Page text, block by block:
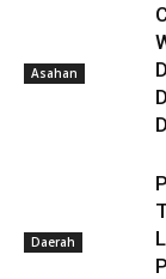
Asahan
Daerah